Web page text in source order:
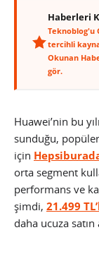
Haberleri
Teknoblog'u
tercihli
Okunan
gör.
Huawei’nin bu
sunduğu,
için
orta segment
performans ve
şimdi, 21.499
daha ucuza